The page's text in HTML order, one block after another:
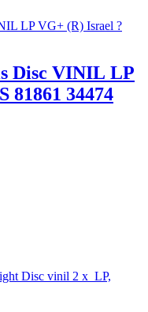
VG+ (R) Israel ? CBS 81861 34474